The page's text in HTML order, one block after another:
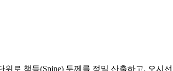
로 책등(Spine) 두께를 정밀 산출하고, 오시